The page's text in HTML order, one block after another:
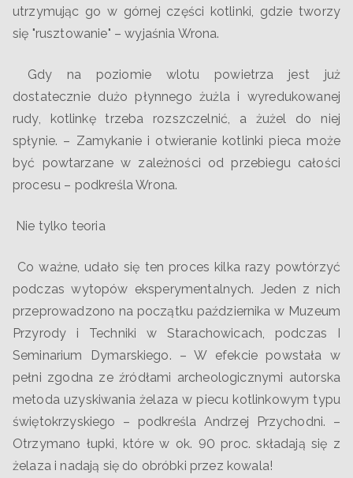
utrzymując go w górnej części kotlinki, gdzie tworzy
się "rusztowanie" – wyjaśnia Wrona.
Gdy na poziomie wlotu powietrza jest już
dostatecznie dużo płynnego żużla i wyredukowanej
rudy, kotlinkę trzeba rozszczelnić, a żużel do niej
spłynie. – Zamykanie i otwieranie kotlinki pieca może
być powtarzane w zależności od przebiegu całości
procesu – podkreśla Wrona.
Nie tylko teoria
Co ważne, udało się ten proces kilka razy powtórzyć
podczas wytopów eksperymentalnych. Jeden z nich
przeprowadzono na początku października w Muzeum
Przyrody i Techniki w Starachowicach, podczas I
Seminarium Dymarskiego. – W efekcie powstała w
pełni zgodna ze źródłami archeologicznymi autorska
metoda uzyskiwania żelaza w piecu kotlinkowym typu
świętokrzyskiego – podkreśla Andrzej Przychodni. –
Otrzymano łupki, które w ok. 90 proc. składają się z
żelaza i nadają się do obróbki przez kowala!